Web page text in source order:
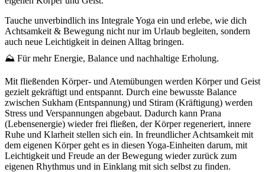
Tauche unverbindlich ins Integrale Yoga ein und erlebe, wie dich
Achtsamkeit & Bewegung nicht nur im Urlaub begleiten, sondern
auch neue Leichtigkeit in deinen Alltag bringen.
⛰️ Für mehr Energie, Balance und nachhaltige Erholung.
Mit fließenden Körper- und Atemübungen werden Körper und Geist
gezielt gekräftigt und entspannt. Durch eine bewusste Balance
zwischen Sukham (Entspannung) und Stiram (Kräftigung) werden
Stress und Verspannungen abgebaut. Dadurch kann Prana
(Lebensenergie) wieder frei fließen, der Körper regeneriert, innere
Ruhe und Klarheit stellen sich ein. In freundlicher Achtsamkeit mit
dem eigenen Körper geht es in diesen Yoga-Einheiten darum, mit
Leichtigkeit und Freude an der Bewegung wieder zurück zum
eigenen Rhythmus und in Einklang mit sich selbst zu finden.